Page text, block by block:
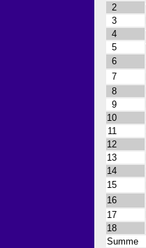
2
3
4
5
6
7
8
9
10
11
12
13
14
15
16
17
18
Summe